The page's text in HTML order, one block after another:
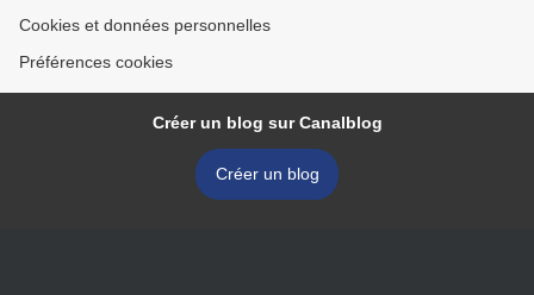
Cookies et données personnelles
Préférences cookies
Créer un blog sur Canalblog
Créer un blog